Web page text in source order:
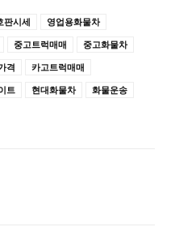
판시세
영업용화물차
중고트럭매매
중고화물차
격
카고트럭매매
트 현대화물차
화물운송